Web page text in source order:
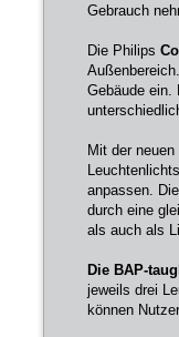
Gebrauch
Die Philips
Gebäude ein.
Mit der neuen
anpassen.
durch eine
als auch als
Die BAP-
jeweils drei
können